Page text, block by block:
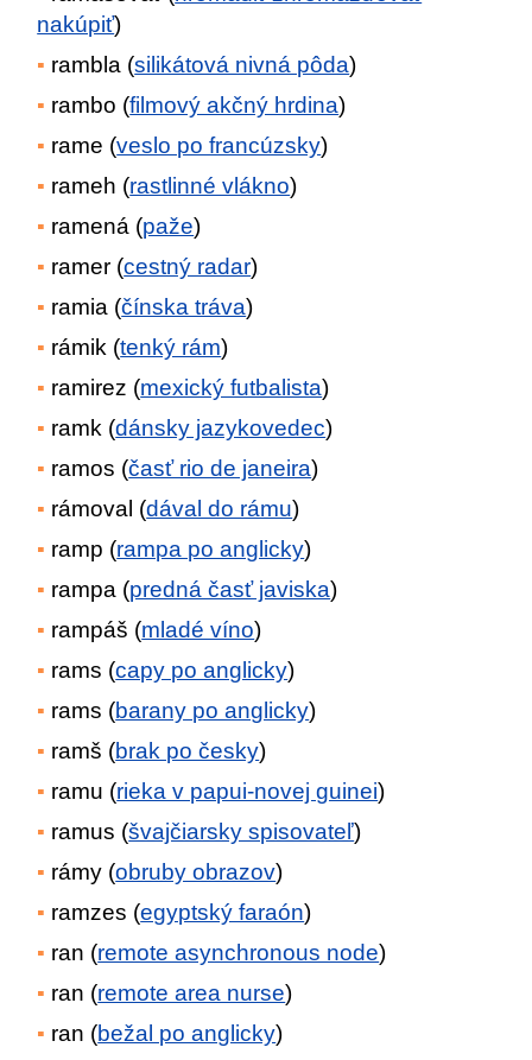
nakúpiť)
rambla (silikátová nivná pôda)
rambo (filmový akčný hrdina)
rame (veslo po francúzsky)
rameh (rastlinné vlákno)
ramená (paže)
ramer (cestný radar)
ramia (čínska tráva)
rámik (tenký rám)
ramirez (mexický futbalista)
ramk (dánsky jazykovedec)
ramos (časť rio de janeira)
rámoval (dával do rámu)
ramp (rampa po anglicky)
rampa (predná časť javiska)
rampáš (mladé víno)
rams (capy po anglicky)
rams (barany po anglicky)
ramš (brak po česky)
ramu (rieka v papui-novej guinei)
ramus (švajčiarsky spisovateľ)
rámy (obruby obrazov)
ramzes (egyptský faraón)
ran (remote asynchronous node)
ran (remote area nurse)
ran (bežal po anglicky)